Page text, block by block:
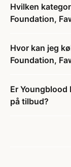
Hvilken
Foundation,
Hvor kan jeg
Foundation,
Er Youngblood
på tilbud?